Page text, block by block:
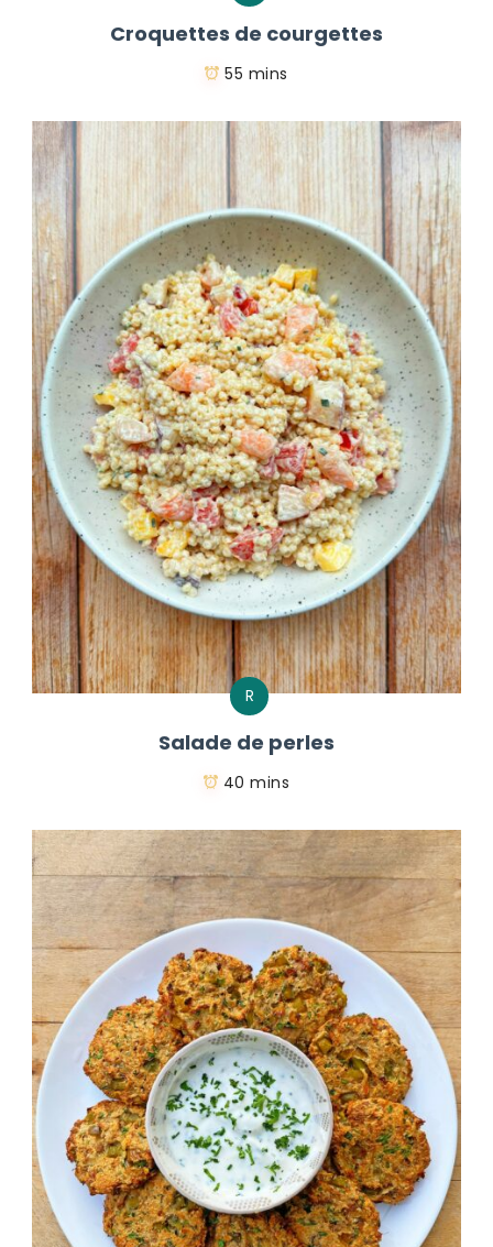
Croquettes de courgettes
55 mins
R
Salade de perles
40 mins